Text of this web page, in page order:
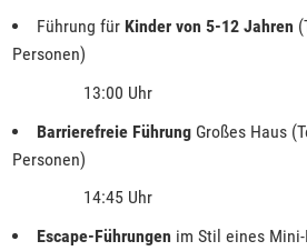
Führung für Kinder von 5-12 Jahren
Personen)
13:00 Uhr
Barrierefreie Führung Großes Haus
Personen)
14:45 Uhr
Escape-Führungen im Stil eines